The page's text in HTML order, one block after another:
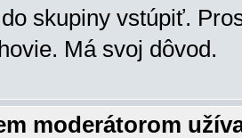
skupiny vstúpiť.
Má svoj dôvod.
moderátorom